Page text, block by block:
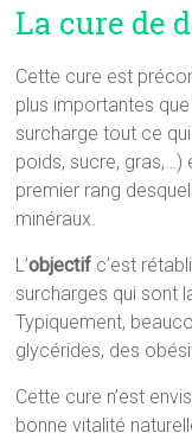
La cure de
Cette cure est
plus importantes
surcharge tout ce
poids, sucre,
premier rang
minéraux.
L’objectif c’est
surcharges qui sont
Typiquement,
glycérides, des
Cette cure n’est
bonne vitalité